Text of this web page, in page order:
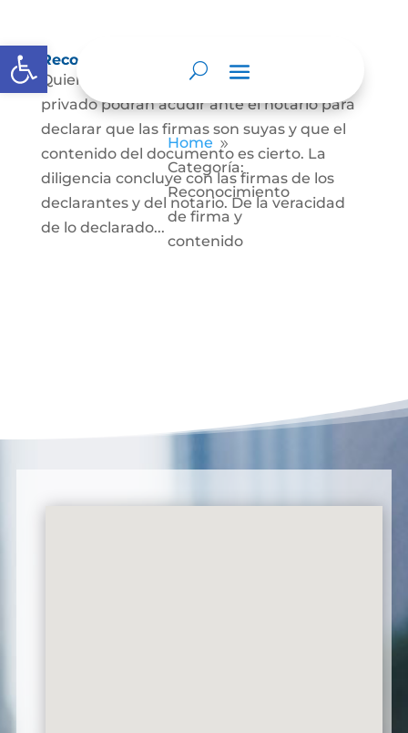
Abrir barra de herramientas
Home 9
Categoría:
Reconocimiento
de firma y
contenido
Reconocimiento de firma y contenido
Quienes hayan firmado un documento
privado podrán acudir ante el notario para
declarar que las firmas son suyas y que el
contenido del documento es cierto. La
diligencia concluye con las firmas de los
declarantes y del notario. De la veracidad
de lo declarado...